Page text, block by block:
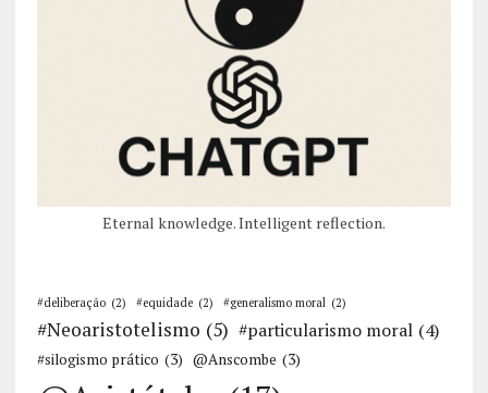
Eternal knowledge. Intelligent reflection.
#deliberação (2) #equidade (2) #generalismo moral (2)
#Neoaristotelismo (5) #particularismo moral (4)
#silogismo prático (3) @Anscombe (3)